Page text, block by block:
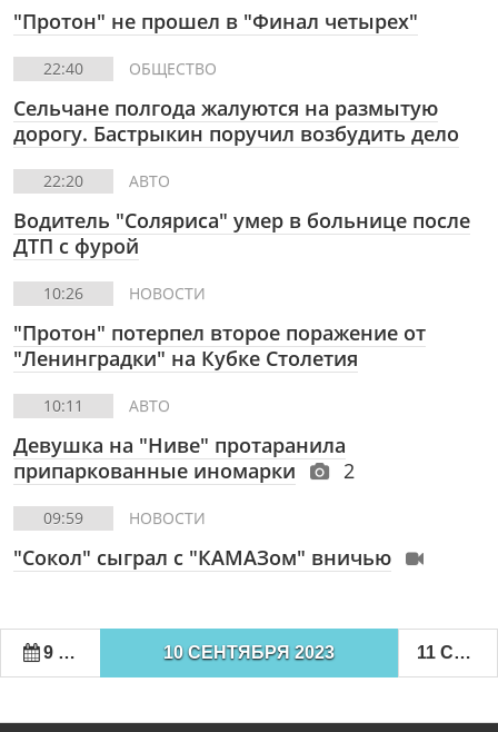
"Протон" не прошел в "Финал четырех"
22:40 ОБЩЕСТВО
Сельчане полгода жалуются на размытую
дорогу. Бастрыкин поручил возбудить дело
22:20 АВТО
Водитель "Соляриса" умер в больнице после
ДТП с фурой
10:26 НОВОСТИ
"Протон" потерпел второе поражение от
"Ленинградки" на Кубке Столетия
10:11 АВТО
Девушка на "Ниве" протаранила
припаркованные иномарки
2
09:59 НОВОСТИ
"Сокол" сыграл с "КАМАЗом" вничью
9 СЕНТЯБРЯ 2023 10 СЕНТЯБРЯ 2023 11 СЕНТЯБРЯ 2023